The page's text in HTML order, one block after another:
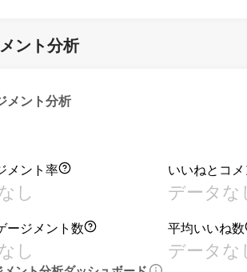
ント分析
メント分析
メント率
し
いいねとコ
データな
ージメント数
し
平均いいね数
データな